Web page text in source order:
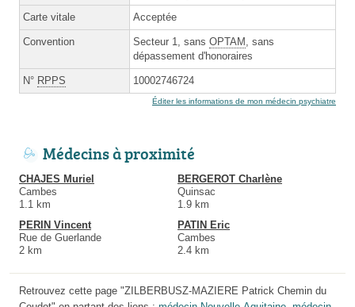
Carte vitale Acceptée
Convention Secteur 1, sans OPTAM , sans
dépassement d'honoraires
N° RPPS 10002746724
Éditer les informations de mon médecin psychiatre
Médecins à proximité
CHAJES Muriel
Cambes
1.1 km
BERGEROT Charlène
Quinsac
1.9 km
PERIN Vincent
Rue de Guerlande
2 km
PATIN Eric
Cambes
2.4 km
Retrouvez cette page "ZILBERBUSZ-MAZIERE Patrick Chemin du